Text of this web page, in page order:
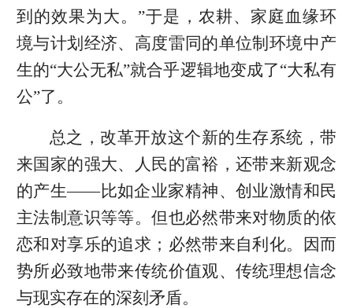
到的效果为大。”于是，农耕、家庭血缘环
境与计划经济、高度雷同的单位制环境中产
生的“大公无私”就合乎逻辑地变成了“大私有
公”了。
总之，改革开放这个新的生存系统，带
来国家的强大、人民的富裕，还带来新观念
的产生——比如企业家精神、创业激情和民
主法制意识等等。但也必然带来对物质的依
恋和对享乐的追求；必然带来自利化。因而
势所必致地带来传统价值观、传统理想信念
与现实存在的深刻矛盾。